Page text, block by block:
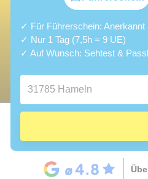
✓ Für Führerschein: Anerkannt
✓ Nur 1 Tag (7,5h = 9 UE)
✓ Auf Wunsch: Sehtest &